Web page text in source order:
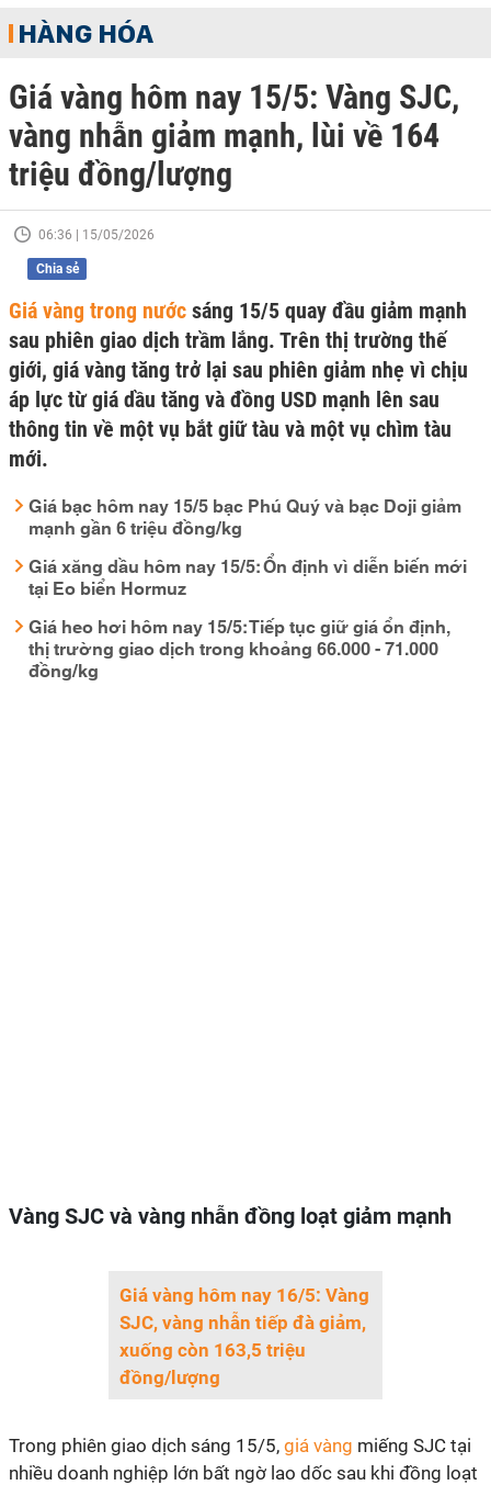
HÀNG HÓA
Giá vàng hôm nay 15/5: Vàng SJC,
vàng nhẫn giảm mạnh, lùi về 164
triệu đồng/lượng
06:36 | 15/05/2026
Chia sẻ
Giá vàng trong nước sáng 15/5 quay đầu giảm mạnh
sau phiên giao dịch trầm lắng. Trên thị trường thế
giới, giá vàng tăng trở lại sau phiên giảm nhẹ vì chịu
áp lực từ giá dầu tăng và đồng USD mạnh lên sau
thông tin về một vụ bắt giữ tàu và một vụ chìm tàu
mới.
Giá bạc hôm nay 15/5 bạc Phú Quý và bạc Doji giảm
mạnh gần 6 triệu đồng/kg
Giá xăng dầu hôm nay 15/5: Ổn định vì diễn biến mới
tại Eo biển Hormuz
Giá heo hơi hôm nay 15/5: Tiếp tục giữ giá ổn định,
thị trường giao dịch trong khoảng 66.000 - 71.000
đồng/kg
Vàng SJC và vàng nhẫn đồng loạt giảm mạnh
Giá vàng hôm nay 16/5: Vàng
SJC, vàng nhẫn tiếp đà giảm,
xuống còn 163,5 triệu
đồng/lượng
Trong phiên giao dịch sáng 15/5, giá vàng miếng SJC tại
nhiều doanh nghiệp lớn bất ngờ lao dốc sau khi đồng loạt